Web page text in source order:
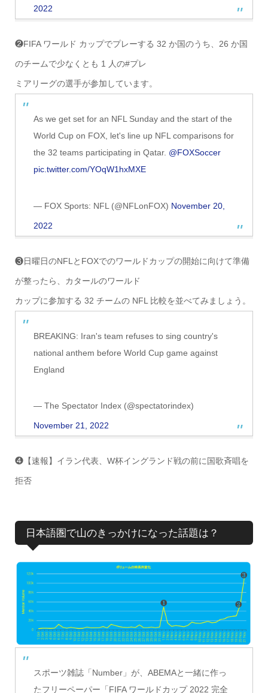
2022
❷FIFA ワールド カップでプレーする 32 か国のうち、26 か国
のチームで少なくとも 1 人の#プレ
ミアリーグの選手が参加しています。
As we get set for an NFL Sunday and the start of the
World Cup on FOX, let's line up NFL comparisons for
the 32 teams participating in Qatar. @FOXSoccer
pic.twitter.com/YOqW1hxMXE
— FOX Sports: NFL (@NFLonFOX) November 20,
2022
❸日曜日のNFLとFOXでのワールドカップの開始に向けて準備
が整ったら、カタールのワールド
カップに参加する 32 チームの NFL 比較を並べてみましょう。
BREAKING: Iran's team refuses to sing country's
national anthem before World Cup game against
England
— The Spectator Index (@spectatorindex)
November 21, 2022
❹【速報】イラン代表、W杯イングランド戦の前に国歌斉唱を
拒否
日本語圏で山のきっかけになった話題は？
スポーツ雑誌「Number」が、ABEMAと一緒に作っ
たフリーペーパー「FIFA ワールドカップ 2022 完全